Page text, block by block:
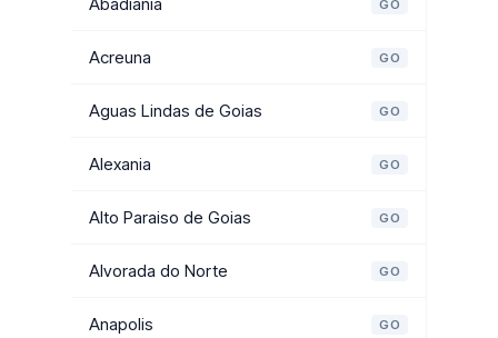
GO
Acreuna GO
Aguas Lindas de Goias GO
Alexania GO
Alto Paraiso de Goias GO
Alvorada do Norte GO
Anapolis GO